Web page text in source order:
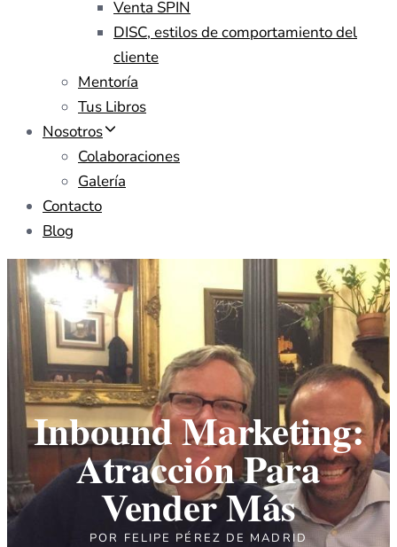
Venta SPIN
DISC, estilos de comportamiento del
cliente
Mentoría
Tus Libros
Nosotros
Colaboraciones
Galería
Contacto
Blog
Inbound Marketing:
Atracción Para
Vender Más
POR FELIPE PÉREZ DE MADRID